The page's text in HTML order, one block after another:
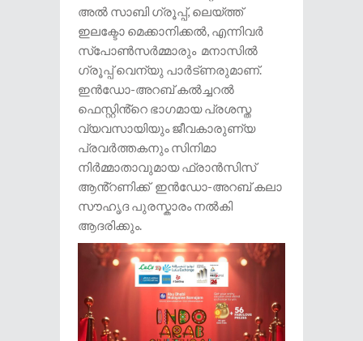
അൽ സാബി ഗ്രൂപ്പ്, ലെയ്ത്ത്
ഇലക്ടോ മെക്കാനിക്കൽ, എന്നിവർ
സ്പോൺസർമ്മാരും മനാസിൽ
ഗ്രൂപ്പ് വെന്യു പാർട്ണരുമാണ്.
ഇൻഡോ-അറബ് കൽച്ചറൽ
ഫെസ്റ്റിൻ്റെ ഭാഗമായ പ്രശസ്ത
വ്യവസായിയും ജീവകാരുണ്യ
പ്രവർത്തകനും സിനിമാ
നിർമ്മാതാവുമായ ഫ്രാൻസിസ്
ആൻ്റണിക്ക് ഇൻഡോ-അറബ് കലാ
സൗഹൃദ പുരസ്കാരം നൽകി
ആദരിക്കും.